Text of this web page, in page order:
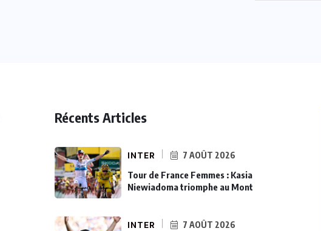
Récents Articles
INTER 7 AOÛT 2026
Tour de France Femmes : Kasia
Niewiadoma triomphe au Mont
INTER 7 AOÛT 2026